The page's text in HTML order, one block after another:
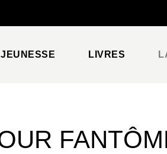
JEUNESSE LIVRES